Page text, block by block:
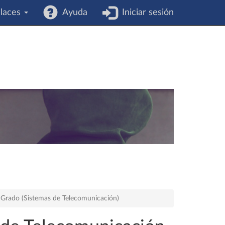
Ayuda Iniciar sesión
Grado (Sistemas de Telecomunicación)